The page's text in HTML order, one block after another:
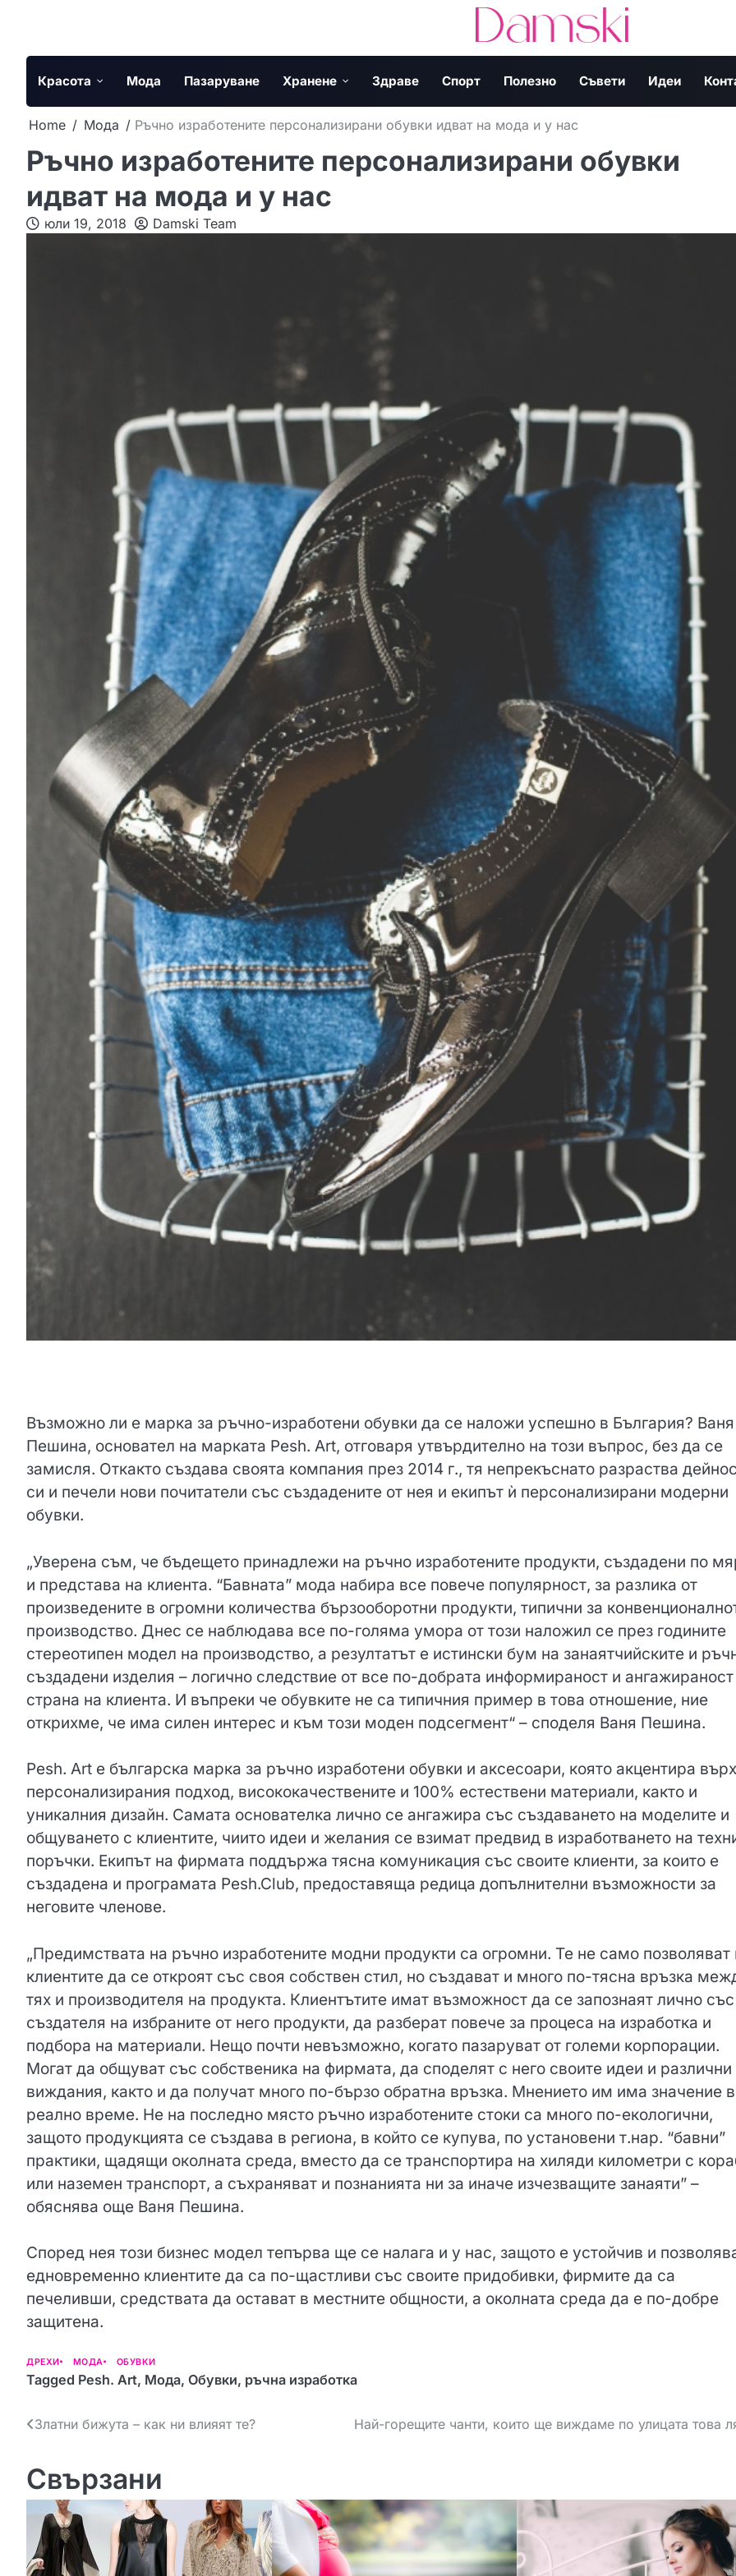
Красота Мода Пазаруване Хранене Здраве Спорт Полезно Съвети Идеи
Home Мода Ръчно изработените персонализирани обувки идват на мода и у нас
Ръчно изработените персонализирани обувки
идват на мода и у нас
юли 19, 2018 Damski Team
Възможно ли е марка за ръчно-изработени обувки да се наложи успешно в България? Ваня
Пешина, основател на марката Pesh. Art, отговаря утвърдително на този въпрос, без да се
замисля. Откакто създава своята компания през 2014 г., тя непрекъснато разраства
си и печели нови почитатели със създадените от нея и екипът ѝ персонализирани модерни
обувки.
„Уверена съм, че бъдещето принадлежи на ръчно изработените продукти, създадени по
и представа на клиента. “Бавната” мода набира все повече популярност, за разлика от
произведените в огромни количества бързооборотни продукти, типични за
производство. Днес се наблюдава все по-голяма умора от този наложил се през годините
стереотипен модел на производство, а резултатът е истински бум на занаятчийските и
създадени изделия – логично следствие от все по-добрата информираност и ангажираност
страна на клиента. И въпреки че обувките не са типичния пример в това отношение, ние
открихме, че има силен интерес и към този моден подсегмент“ – споделя Ваня Пешина.
Pesh. Art е българска марка за ръчно изработени обувки и аксесоари, която акцентира
персонализирания подход, висококачествените и 100% естествени материали, както и
уникалния дизайн. Самата основателка лично се ангажира със създаването на моделите и
общуването с клиентите, чиито идеи и желания се взимат предвид в изработването на
поръчки. Екипът на фирмата поддържа тясна комуникация със своите клиенти, за които е
създадена и програмата Pesh.Club, предоставяща редица допълнителни възможности за
неговите членове.
„Предимствата на ръчно изработените модни продукти са огромни. Те не само позволяват
клиентите да се откроят със своя собствен стил, но създават и много по-тясна връзка
тях и производителя на продукта. Клиентътите имат възможност да се запознаят лично със
създателя на избраните от него продукти, да разберат повече за процеса на изработка и
подбора на материали. Нещо почти невъзможно, когато пазаруват от големи корпорации.
Могат да общуват със собственика на фирмата, да споделят с него своите идеи и различни
виждания, както и да получат много по-бързо обратна връзка. Мнението им има значение в
реално време. Не на последно място ръчно изработените стоки са много по-екологични,
защото продукцията се създава в региона, в който се купува, по установени т.нар. “бавни”
практики, щадящи околната среда, вместо да се транспортира на хиляди километри с
или наземен транспорт, а съхраняват и познанията ни за иначе изчезващите занаяти” –
обяснява още Ваня Пешина.
Според нея този бизнес модел тепърва ще се налага и у нас, защото е устойчив и
едновременно клиентите да са по-щастливи със своите придобивки, фирмите да са
печеливши, средствата да остават в местните общности, а околната среда да е по-добре
защитена.
ДРЕХИ МОДА ОБУВКИ
Tagged Pesh. Art, Мода, Обувки, ръчна изработка
Н
в
и
Златни бижута – как ни влияят те? Най-горещите чанти, които ще виждаме по улицата това
Свързани